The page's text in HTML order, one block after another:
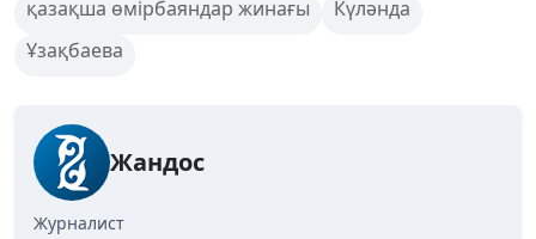
қазақша өмірбаяндар жинағы
Күләнда
Ұзақбаева
Жандос
Журналист